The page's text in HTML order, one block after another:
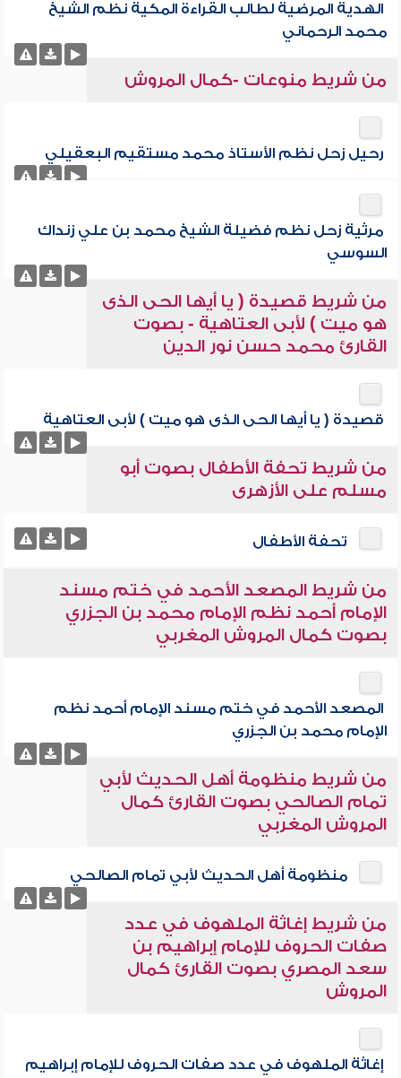
الهدية المرضية لطالب القراءة المكية نظم الشيخ
محمد الرحماني
من شريط منوعات -كمال المروش
رحيل زحل نظم الأستاذ محمد مستقيم البعقيلي
مرثية زحل نظم فضيلة الشيخ محمد بن علي زنداك
السوسي
من شريط قصيدة ( يا أيها الحى الذى
هو ميت ) لأبى العتاهية - بصوت
القارئ محمد حسن نور الدين
قصيدة ( يا أيها الحى الذى هو ميت ) لأبى العتاهية
من شريط تحفة الأطفال بصوت أبو
مسلم على الأزهرى
تحفة الأطفال
من شريط المصعد الأحمد في ختم مسند
الإمام أحمد نظم الإمام محمد بن الجزري
بصوت كمال المروش المغربي
المصعد الأحمد في ختم مسند الإمام أحمد نظم
الإمام محمد بن الجزري
من شريط منظومة أهل الحديث لأبي
تمام الصالحي بصوت القارئ كمال
المروش المغربي
منظومة أهل الحديث لأبي تمام الصالحي
من شريط إغاثة الملهوف في عدد
صفات الحروف للإمام إبراهيم بن
سعد المصري بصوت القارئ كمال
المروش
إغاثة الملهوف في عدد صفات الحروف للإمام إبراهيم